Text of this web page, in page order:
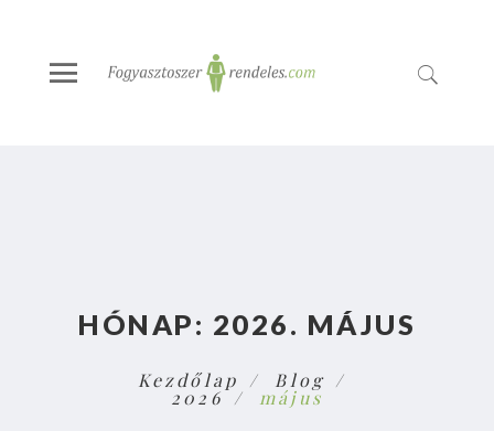
HÓNAP: 2026. MÁJUS
Kezdőlap Blog
2026 május